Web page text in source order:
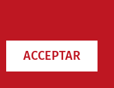
ACCEPTAR